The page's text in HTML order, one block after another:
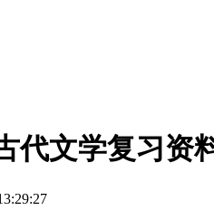
代文学复习资